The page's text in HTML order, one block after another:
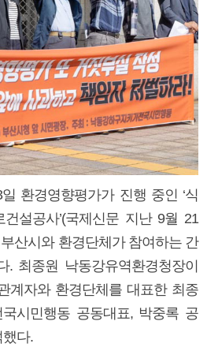
환경영향평가가 진행 중인 ‘식
설공사’(국제신문 지난 9월 21
산시와 환경단체가 참여하는 간
. 최종원 낙동강유역환경청장이
계자와 환경단체를 대표한 최종
시민행동 공동대표, 박중록 공
다.